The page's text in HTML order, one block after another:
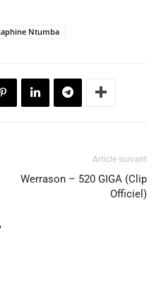
Ntumba
Article suivant
Werrason – 520 GIGA (Clip
Officiel)